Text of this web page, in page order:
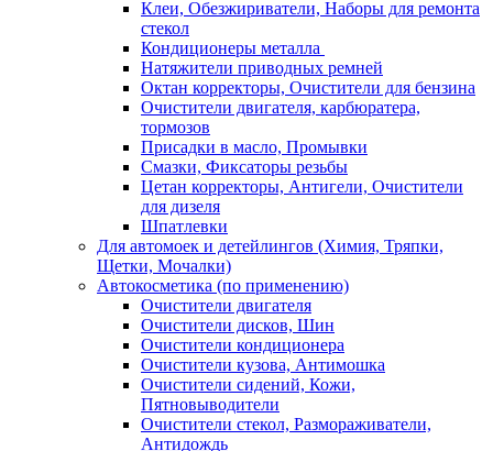
Клеи, Обезжириватели, Наборы для ремонта
стекол
Кондиционеры металла
Натяжители приводных ремней
Октан корректоры, Очистители для бензина
Очистители двигателя, карбюратера,
тормозов
Присадки в масло, Промывки
Смазки, Фиксаторы резьбы
Цетан корректоры, Антигели, Очистители
для дизеля
Шпатлевки
Для автомоек и детейлингов (Химия, Тряпки,
Щетки, Мочалки)
Автокосметика (по применению)
Очистители двигателя
Очистители дисков, Шин
Очистители кондиционера
Очистители кузова, Антимошка
Очистители сидений, Кожи,
Пятновыводители
Очистители стекол, Размораживатели,
Антидождь